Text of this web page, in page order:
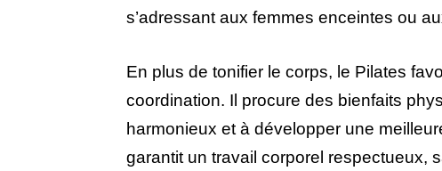
s’adressant aux femmes enceintes ou
En plus de tonifier le corps, le Pilates
coordination. Il procure des bienfaits
harmonieux et à développer une
garantit un travail corporel respectueux,